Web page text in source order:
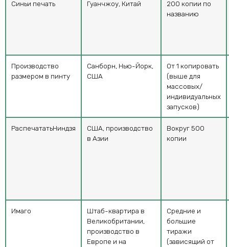
Синьи печать Гуанчжоу, Китай
200 копии по
названию
Производство
размером в пинту
Санборн, Нью-Йорк,
США
От 1 копировать
(выше для
массовых/
индивидуальных
запусков)
РаспечататьНиндзя
США, производство
в Азии
Вокруг 500
копии
Имаго
Штаб-квартира в
Великобритании,
производство в
Европе и на
Средние и
большие
тиражи
(зависящий от